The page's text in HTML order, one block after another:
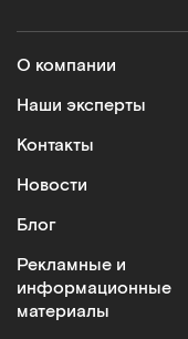
О компании
Наши эксперты
Контакты
Новости
Блог
Рекламные и
информационные
материалы